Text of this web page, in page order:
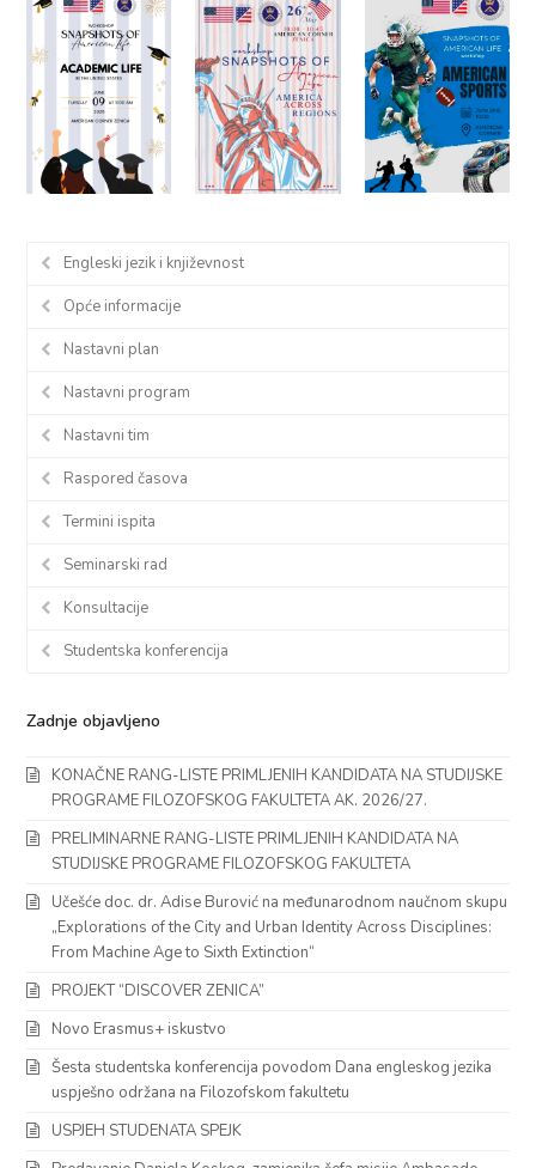
Engleski jezik i književnost
Opće informacije
Nastavni plan
Nastavni program
Nastavni tim
Raspored časova
Termini ispita
Seminarski rad
Konsultacije
Studentska konferencija
Zadnje objavljeno
KONAČNE RANG-LISTE PRIMLJENIH KANDIDATA NA STUDIJSKE
PROGRAME FILOZOFSKOG FAKULTETA AK. 2026/27.
PRELIMINARNE RANG-LISTE PRIMLJENIH KANDIDATA NA
STUDIJSKE PROGRAME FILOZOFSKOG FAKULTETA
Učešće doc. dr. Adise Burović na međunarodnom naučnom skupu
„Explorations of the City and Urban Identity Across Disciplines:
From Machine Age to Sixth Extinction“
PROJEKT “DISCOVER ZENICA”
Novo Erasmus+ iskustvo
Šesta studentska konferencija povodom Dana engleskog jezika
uspješno održana na Filozofskom fakultetu
USPJEH STUDENATA SPEJK